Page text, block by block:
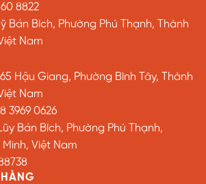
8822
Bán Bích, Phường Phú Thạnh, Thành
Nam
Hậu Giang, Phường Bình Tây, Thành
Nam
3969 0626
Bán Bích, Phường Phú Thạnh,
Minh, Việt Nam